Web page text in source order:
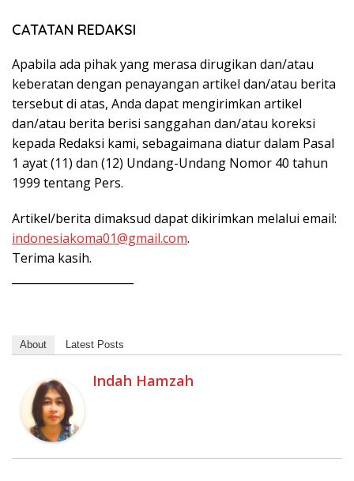
CATATAN REDAKSI
Apabila ada pihak yang merasa dirugikan dan/atau
keberatan dengan penayangan artikel dan/atau berita
tersebut di atas, Anda dapat mengirimkan artikel
dan/atau berita berisi sanggahan dan/atau koreksi
kepada Redaksi kami, sebagaimana diatur dalam Pasal
1 ayat (11) dan (12) Undang-Undang Nomor 40 tahun
1999 tentang Pers.
Artikel/berita dimaksud dapat dikirimkan melalui email:
indonesiakoma01@gmail.com.
Terima kasih.
About Latest Posts
Indah Hamzah